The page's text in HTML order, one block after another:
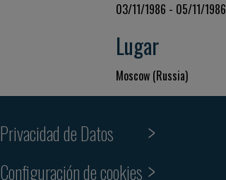
03/11/1986 - 05/11/1986
Lugar
Moscow (Russia)
Privacidad de Datos
Configuración de cookies